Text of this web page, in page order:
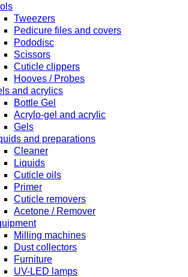
Tweezers
Pedicure files and covers
Pododisc
Scissors
Cuticle clippers
Hooves / Probes
and acrylics
Bottle Gel
Acrylo-gel and acrylic
Gels
and preparations
Cleaner
Liquids
Cuticle oils
Primer
Cuticle removers
Acetone / Remover
Milling machines
Dust collectors
Furniture
UV-LED lamps